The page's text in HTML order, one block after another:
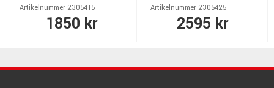
Artikelnummer 2305415
1850 kr
Artikelnummer 2305425
2595 kr